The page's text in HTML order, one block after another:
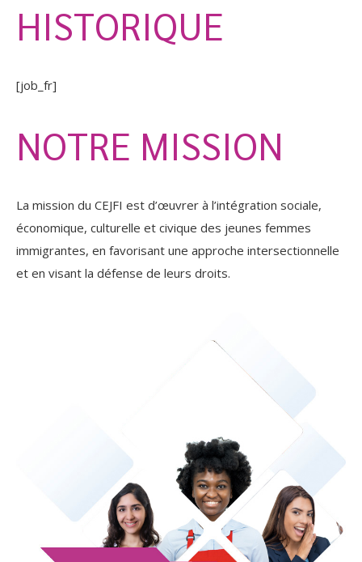
HISTORIQUE
[job_fr]
NOTRE MISSION
La mission du CEJFI est d’œuvrer à l’intégration sociale,
économique, culturelle et civique des jeunes femmes
immigrantes, en favorisant une approche intersectionnelle
et en visant la défense de leurs droits.